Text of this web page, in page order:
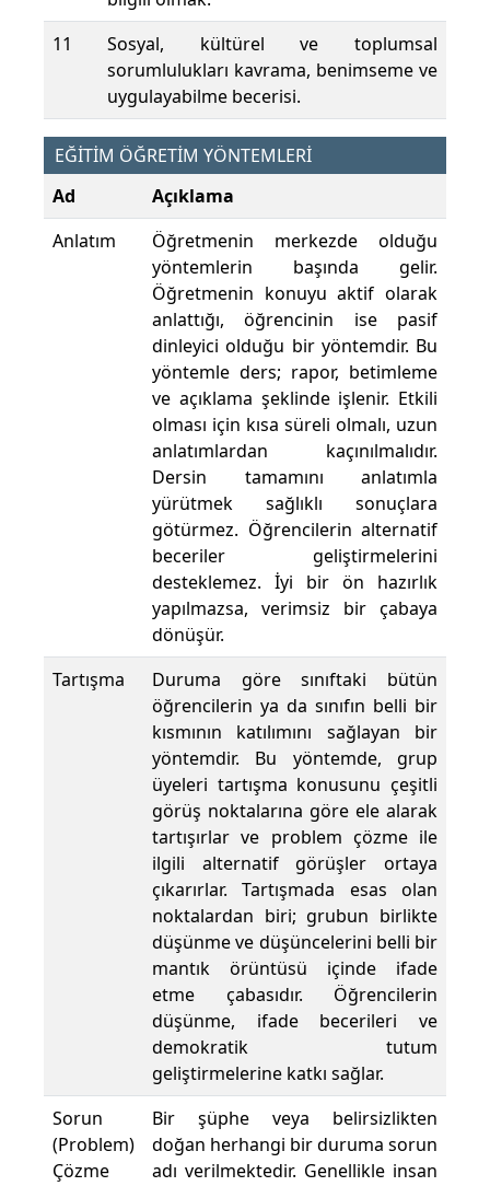
11
Sosyal, kültürel ve toplumsal
sorumlulukları kavrama, benimseme ve
uygulayabilme becerisi.
EĞİTİM ÖĞRETİM YÖNTEMLERİ
Ad
Açıklama
Anlatım
Öğretmenin merkezde olduğu
yöntemlerin başında gelir.
Öğretmenin konuyu aktif olarak
anlattığı, öğrencinin ise pasif
dinleyici olduğu bir yöntemdir. Bu
yöntemle ders; rapor, betimleme
ve açıklama şeklinde işlenir. Etkili
olması için kısa süreli olmalı, uzun
anlatımlardan kaçınılmalıdır.
Dersin tamamını anlatımla
yürütmek sağlıklı sonuçlara
götürmez. Öğrencilerin alternatif
beceriler geliştirmelerini
desteklemez. İyi bir ön hazırlık
yapılmazsa, verimsiz bir çabaya
dönüşür.
Tartışma
Duruma göre sınıftaki bütün
öğrencilerin ya da sınıfın belli bir
kısmının katılımını sağlayan bir
yöntemdir. Bu yöntemde, grup
üyeleri tartışma konusunu çeşitli
görüş noktalarına göre ele alarak
tartışırlar ve problem çözme ile
ilgili alternatif görüşler ortaya
çıkarırlar. Tartışmada esas olan
noktalardan biri; grubun birlikte
düşünme ve düşüncelerini belli bir
mantık örüntüsü içinde ifade
etme çabasıdır. Öğrencilerin
düşünme, ifade becerileri ve
demokratik tutum
geliştirmelerine katkı sağlar.
Sorun
(Problem)
Çözme
Bir şüphe veya belirsizlikten
doğan herhangi bir duruma sorun
adı verilmektedir. Genellikle insan